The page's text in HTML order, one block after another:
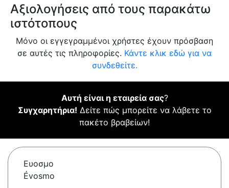
Αξιολογήσεις από τους παρακάτω
ιστότοπους
Μόνο οι εγγεγραμμένοι χρήστες έχουν πρόσβαση
σε αυτές τις πληροφορίες. Κάντε κλικ εδώ για να
συνδεθείτε.
Αυτή είναι η εταιρεία σας?
Συγχαρητήρια! Δείτε πώς μπορείτε να λάβετε το
πακέτο βραβείων!
Ευοσμο
Évosmo